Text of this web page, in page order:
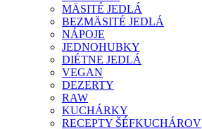
MÄSITÉ JEDLÁ
BEZMÄSITÉ JEDLÁ
NÁPOJE
JEDNOHUBKY
DIÉTNE JEDLÁ
VEGAN
DEZERTY
RAW
KUCHÁRKY
RECEPTY ŠÉFKUCHÁROV